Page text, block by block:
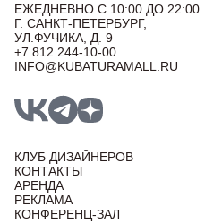
ЕЖЕДНЕВНО С 10:00 ДО 22:00
Г. САНКТ-ПЕТЕРБУРГ,
УЛ.ФУЧИКА, Д. 9
+7 812 244-10-00
INFO@KUBATURAMALL.RU
КЛУБ ДИЗАЙНЕРОВ
КОНТАКТЫ
АРЕНДА
РЕКЛАМА
КОНФЕРЕНЦ-ЗАЛ